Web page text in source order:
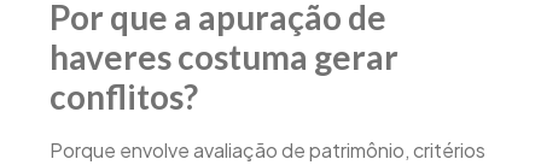
Por que a apuração de
haveres costuma gerar
conflitos?
Porque envolve avaliação de patrimônio, critérios